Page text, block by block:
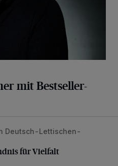
mit Bestseller-
für Vielfalt
Deutsch-Lettischen-
für Vielfalt